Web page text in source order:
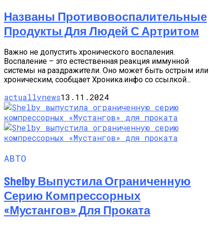
Названы Противовоспалительные
Продукты Для Людей С Артритом
Важно не допустить хронического воспаления.
Воспаление – это естественная реакция иммунной
системы на раздражители. Оно может быть острым или
хроническим, сообщает Хроника.инфо со ссылкой...
actuallynews13.11.2024
АВТО
Shelby Выпустила Ограниченную
Серию Компрессорных
«Мустангов» Для Проката